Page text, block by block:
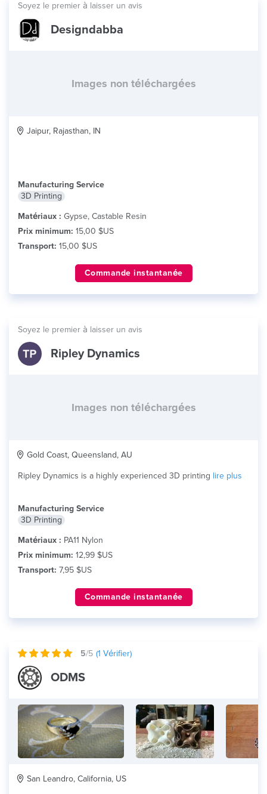
Soyez le premier à laisser un avis
Designdabba
Images non téléchargées
Jaipur, Rajasthan, IN
Manufacturing Service
3D Printing
Matériaux : Gypse, Castable Resin
Prix minimum: 15,00 $US
Transport: 15,00 $US
Commande instantanée
Soyez le premier à laisser un avis
Ripley Dynamics
Images non téléchargées
Gold Coast, Queensland, AU
Ripley Dynamics is a highly experienced 3D printing lire plus
Manufacturing Service
3D Printing
Matériaux : PA11 Nylon
Prix minimum: 12,99 $US
Transport: 7,95 $US
Commande instantanée
5/5 (1 Vérifier)
ODMS
San Leandro, California, US